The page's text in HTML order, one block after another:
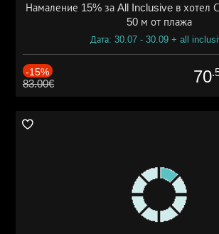
Намаление 15% за All Inclusive в хотел
50 м от плажа
Дата: 30.07 - 30.09 + all
-15%
83.00€ 70